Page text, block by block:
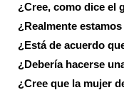
¿Cree, como dice el
¿Realmente
¿Está de acuerdo
¿Debería hacerse
¿Cree que la mujer